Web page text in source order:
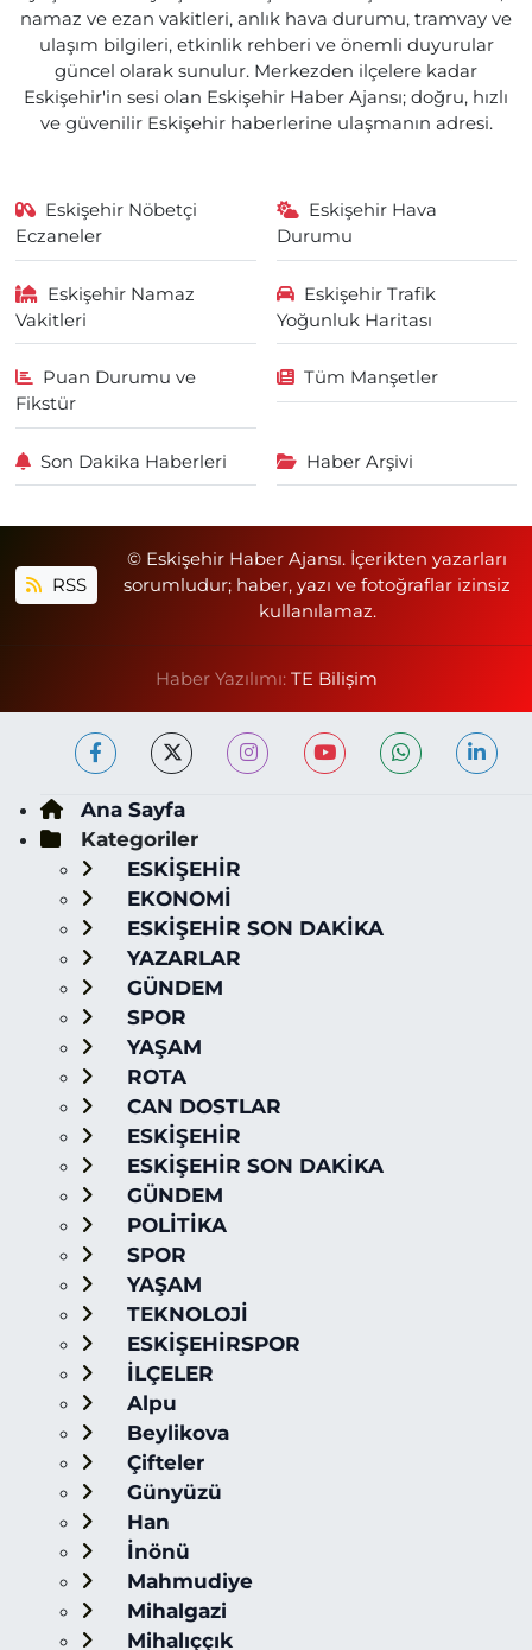
namaz ve ezan vakitleri, anlık hava durumu, tramvay ve
ulaşım bilgileri, etkinlik rehberi ve önemli duyurular
güncel olarak sunulur. Merkezden ilçelere kadar
Eskişehir'in sesi olan Eskişehir Haber Ajansı; doğru, hızlı
ve güvenilir Eskişehir haberlerine ulaşmanın adresi.
Eskişehir Nöbetçi
Eczaneler
Eskişehir Hava
Durumu
Eskişehir Namaz
Vakitleri
Eskişehir Trafik
Yoğunluk Haritası
Puan Durumu ve
Fikstür
Tüm Manşetler
Son Dakika Haberleri Haber Arşivi
RSS
© Eskişehir Haber Ajansı. İçerikten yazarları
sorumludur; haber, yazı ve fotoğraflar izinsiz
kullanılamaz.
Haber Yazılımı: TE Bilişim
Ana Sayfa
Kategoriler
ESKİŞEHİR
EKONOMİ
ESKİŞEHİR SON DAKİKA
YAZARLAR
GÜNDEM
SPOR
YAŞAM
ROTA
CAN DOSTLAR
ESKİŞEHİR
ESKİŞEHİR SON DAKİKA
GÜNDEM
POLİTİKA
SPOR
YAŞAM
TEKNOLOJİ
ESKİŞEHİRSPOR
İLÇELER
Alpu
Beylikova
Çifteler
Günyüzü
Han
İnönü
Mahmudiye
Mihalgazi
Mihalıççık